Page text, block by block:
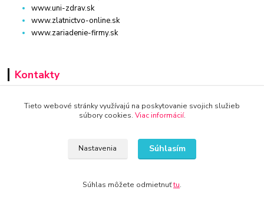
www.uni-zdrav.sk
www.zlatnictvo-online.sk
www.zariadenie-firmy.sk
Kontakty
WWW.KRBY-KOTLY.SK
Tieto webové stránky využívajú na poskytovanie svojich služieb
súbory cookies. Viac informácií.
Nastavenia Súhlasím
Súhlas môžete odmietnuťtu.